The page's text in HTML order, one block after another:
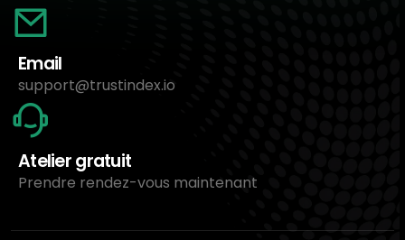
Email
support@trustindex.io
Atelier gratuit
Prendre rendez-vous maintenant